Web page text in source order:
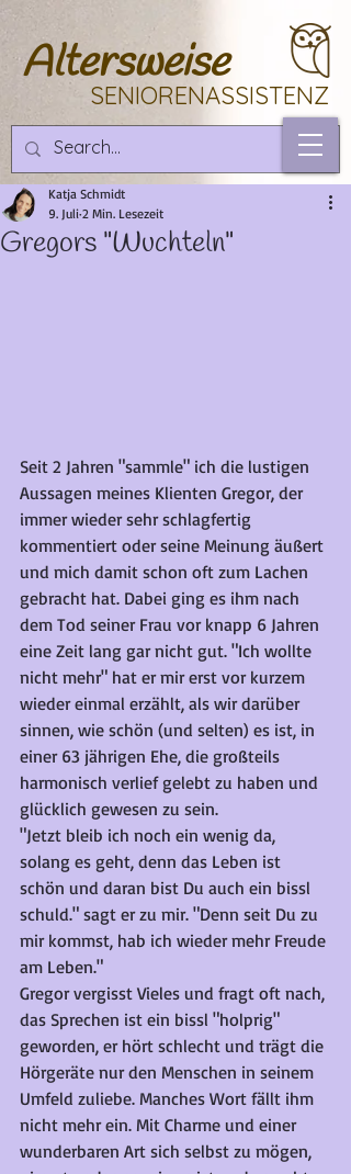
Altersweise
SENIORENASSISTENZ
Gregors "Wuchteln"
Katja Schmidt
9. Juli 2 Min. Lesezeit
Seit 2 Jahren "sammle" ich die lustigen
Aussagen meines Klienten Gregor, der
immer wieder sehr schlagfertig
kommentiert oder seine Meinung äußert
und mich damit schon oft zum Lachen
gebracht hat. Dabei ging es ihm nach
dem Tod seiner Frau vor knapp 6 Jahren
eine Zeit lang gar nicht gut. "Ich wollte
nicht mehr" hat er mir erst vor kurzem
wieder einmal erzählt, als wir darüber
sinnen, wie schön (und selten) es ist, in
einer 63 jährigen Ehe, die großteils
harmonisch verlief gelebt zu haben und
glücklich gewesen zu sein.
"Jetzt bleib ich noch ein wenig da,
solang es geht, denn das Leben ist
schön und daran bist Du auch ein bissl
schuld." sagt er zu mir. "Denn seit Du zu
mir kommst, hab ich wieder mehr Freude
am Leben."
Gregor vergisst Vieles und fragt oft nach,
das Sprechen ist ein bissl "holprig"
geworden, er hört schlecht und trägt die
Hörgeräte nur den Menschen in seinem
Umfeld zuliebe. Manches Wort fällt ihm
nicht mehr ein. Mit Charme und einer
wunderbaren Art sich selbst zu mögen,